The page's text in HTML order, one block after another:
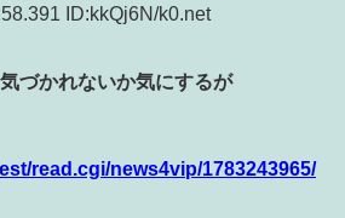
ID:kkQj6N/k0.net
づかれないか気にするが
read.cgi/news4vip/1783243965/